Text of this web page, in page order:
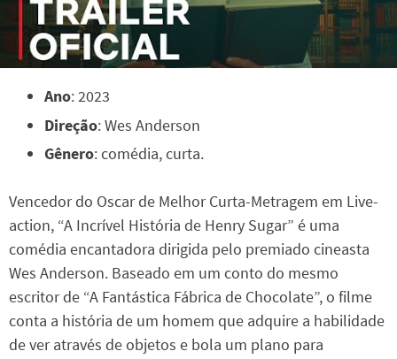
Ano: 2023
Direção: Wes Anderson
Gênero: comédia, curta.
Vencedor do Oscar de Melhor Curta-Metragem em Live-
action, “A Incrível História de Henry Sugar” é uma
comédia encantadora dirigida pelo premiado cineasta
Wes Anderson. Baseado em um conto do mesmo
escritor de “A Fantástica Fábrica de Chocolate”, o filme
conta a história de um homem que adquire a habilidade
de ver através de objetos e bola um plano para